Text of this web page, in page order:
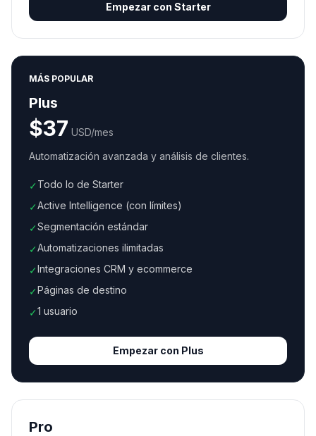
Empezar con Starter
MÁS POPULAR
Plus
$37 USD/mes
Automatización avanzada y análisis de clientes.
✓ Todo lo de Starter
✓Active Intelligence (con límites)
✓Segmentación estándar
✓Automatizaciones ilimitadas
✓Integraciones CRM y ecommerce
✓Páginas de destino
✓1 usuario
Empezar con Plus
Pro